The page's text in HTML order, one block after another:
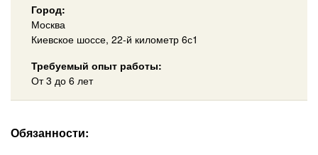
Город:
Москва
Киевское шоссе, 22-й километр 6с1
Требуемый опыт работы:
От 3 до 6 лет
Обязанности: